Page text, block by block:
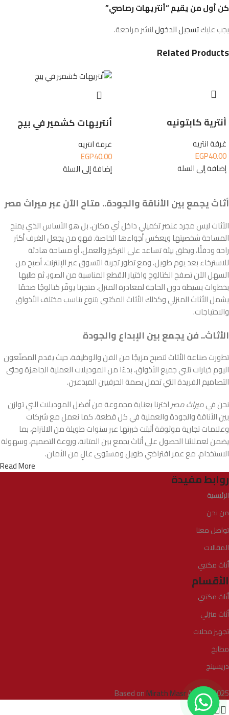
كن أول من يقيم “أنتريهات رصاصي”
يجب عليكتسجيل الدخوللنشر مراجعة.
Related Products
أنترية كابتونيه
غرفة انتريه
EGP40.00
إضافة إلى السلة
أنتريهات كشمير في بيج
غرفة انتريه
EGP40.00
إضافة إلى السلة
أثاث يجمع بين الأناقة والجودة.. متاح الآن عبر ميراث مصر
الأثاث ليس مجرد عنصر تكميلي داخل أي مكان، بل هو الأساس الذي يمنح
المساحة شخصيتها ويعكس أجواءها الخاصة. فهو من يجعل الغرف أكثر
راحة ودفئًا، ويخلق بيئة تساعد على التركيز والعمل، أو مساحة هادئة
للاسترخاء بعد يوم طويل. ومع تطور تجربة التسوق عبر الإنترنت، أصبح من
السهل الآن تصفح الكتالوج واختيار القطع المناسبة من الصور، ثم طلبها
بخطوات بسيطة دون الحاجة لمغادرة المنزل. متجرنا يوفّر كتالوجًا ضخمًا
يشمل الأثاث المنزلي وكذلك الأثاث المكتبي بتنوع يناسب مختلف الأذواق
والاحتياجات.
الأثاث.. فن يجمع بين الإبداع والجودة
تطورت صناعة الأثاث لتصبح مزيجًا من الفن والوظيفة، حيث يقدم المصنّعون
اليوم خيارات تلبي جميع الأذواق، بدءًا من الموديلات العملية الجاهزة وحتى
التصاميم الفريدة التي تحمل بصمة الحرفيين المبدعين.
نحن فيميراث مصراخترنا بعناية مجموعة من أفضل الموديلات التي توازن
بين الأناقة والجودة والعملية في كل قطعة. كما نعمل مع شركات
وعلامات تجارية موثوقة أثبتت خبرتها عبر سنوات طويلة من الالتزام، بما
يضمن لعملائنا الحصول على أثاث يجمع بين المتانة، وروعة التصميم، وسهولة
الاستخدام، مع عمر افتراضي طويل ومستوى عالٍ من الأمان.
Read More
روابط مفيدة
الرئيسية
من نحن
تواصل معنا
المقالات
أثاث مكتبي
الأقسام
أثاث مكتبي
أثاث منزلي
تجهيز محلات
مطابخ
دريسينج
Based onMirath MasrAgency2025
0